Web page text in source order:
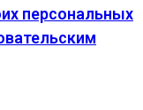
персональных